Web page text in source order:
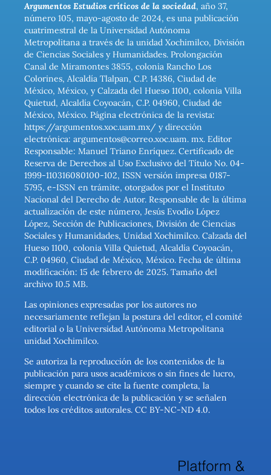
Argumentos Estudios críticos de la sociedad, año 37,
número 105, mayo-agosto de 2024, es una publicación
cuatrimestral de la Universidad Autónoma
Metropolitana a través de la unidad Xochimilco, División
de Ciencias Sociales y Humanidades. Prolongación
Canal de Miramontes 3855, colonia Rancho Los
Colorines, Alcaldía Tlalpan, C.P. 14386, Ciudad de
México, México, y Calzada del Hueso 1100, colonia Villa
Quietud, Alcaldía Coyoacán, C.P. 04960, Ciudad de
México, México. Página electrónica de la revista:
https://argumentos.xoc.uam.mx/ y dirección
electrónica: argumentos@correo.xoc.uam. mx. Editor
Responsable: Manuel Triano Enríquez. Certificado de
Reserva de Derechos al Uso Exclusivo del Título No. 04-
1999-110316080100-102, ISSN versión impresa 0187-
5795, e-ISSN en trámite, otorgados por el Instituto
Nacional del Derecho de Autor. Responsable de la última
actualización de este número, Jesús Evodio López
López, Sección de Publicaciones, División de Ciencias
Sociales y Humanidades, Unidad Xochimilco. Calzada del
Hueso 1100, colonia Villa Quietud, Alcaldía Coyoacán,
C.P. 04960, Ciudad de México, México. Fecha de última
modificación: 15 de febrero de 2025. Tamaño del
archivo 10.5 MB.
Las opiniones expresadas por los autores no
necesariamente reflejan la postura del editor, el comité
editorial o la Universidad Autónoma Metropolitana
unidad Xochimilco.
Se autoriza la reproducción de los contenidos de la
publicación para usos académicos o sin fines de lucro,
siempre y cuando se cite la fuente completa, la
dirección electrónica de la publicación y se señalen
todos los créditos autorales. CC BY-NC-ND 4.0.